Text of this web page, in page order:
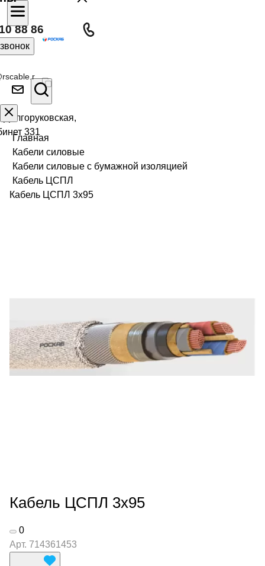
88 86
331
Главная
Кабели силовые
Кабели силовые с бумажной изоляцией
Кабель ЦСПЛ
Кабель ЦСПЛ 3х95
Кабель ЦСПЛ 3х95
0
Арт. 714361453